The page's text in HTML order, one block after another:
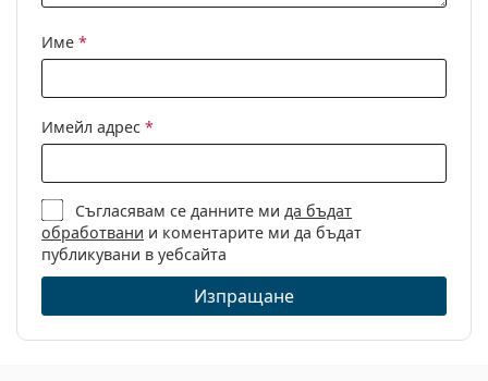
почистване:
Да
Категория:
Диоптрични очила
Марка:
Police
Код:
SPLA30 0D82 54
Име *
Имейл адрес *
Съгласявам се данните ми да бъдат
обработвани и коментарите ми да бъдат
публикувани в уебсайта
Изпращане